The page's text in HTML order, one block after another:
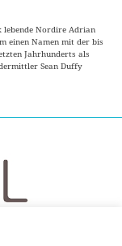
lebende Nordire Adrian
einen Namen mit der bis
Jahrhunderts als
Sean Duffy